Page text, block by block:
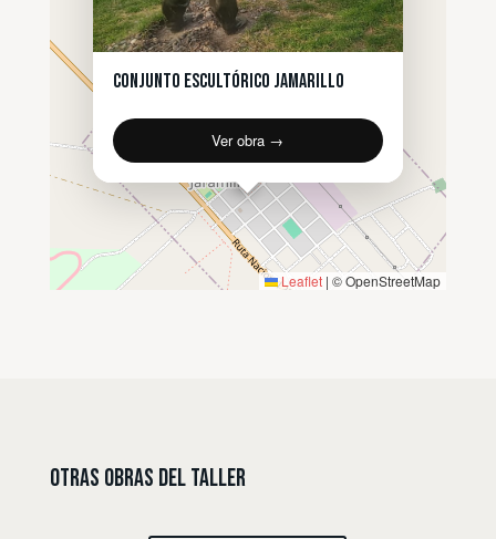
Conjunto Escultórico Jamarillo
Ver obra →
Leaflet | © OpenStreetMap
Otras Obras del Taller